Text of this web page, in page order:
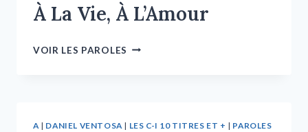
À La Vie, À L’Amour
VOIR LES PAROLES
A | DANIEL VENTOSA | LES C-I 10 TITRES ET + | PAROLES